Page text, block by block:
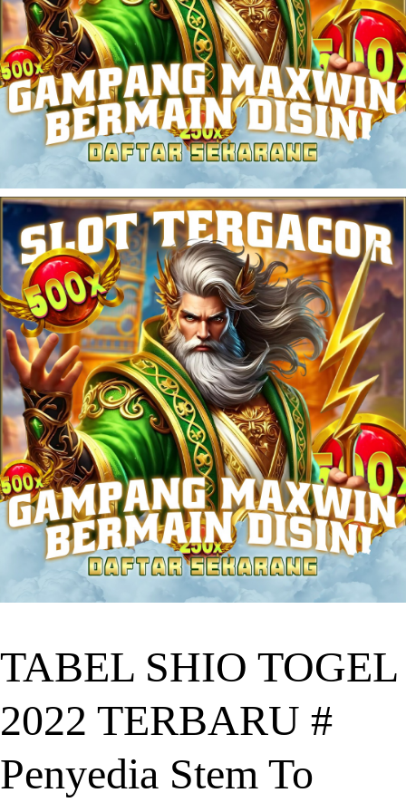
TABEL SHIO TOGEL
2022 TERBARU #
Penyedia Stem To